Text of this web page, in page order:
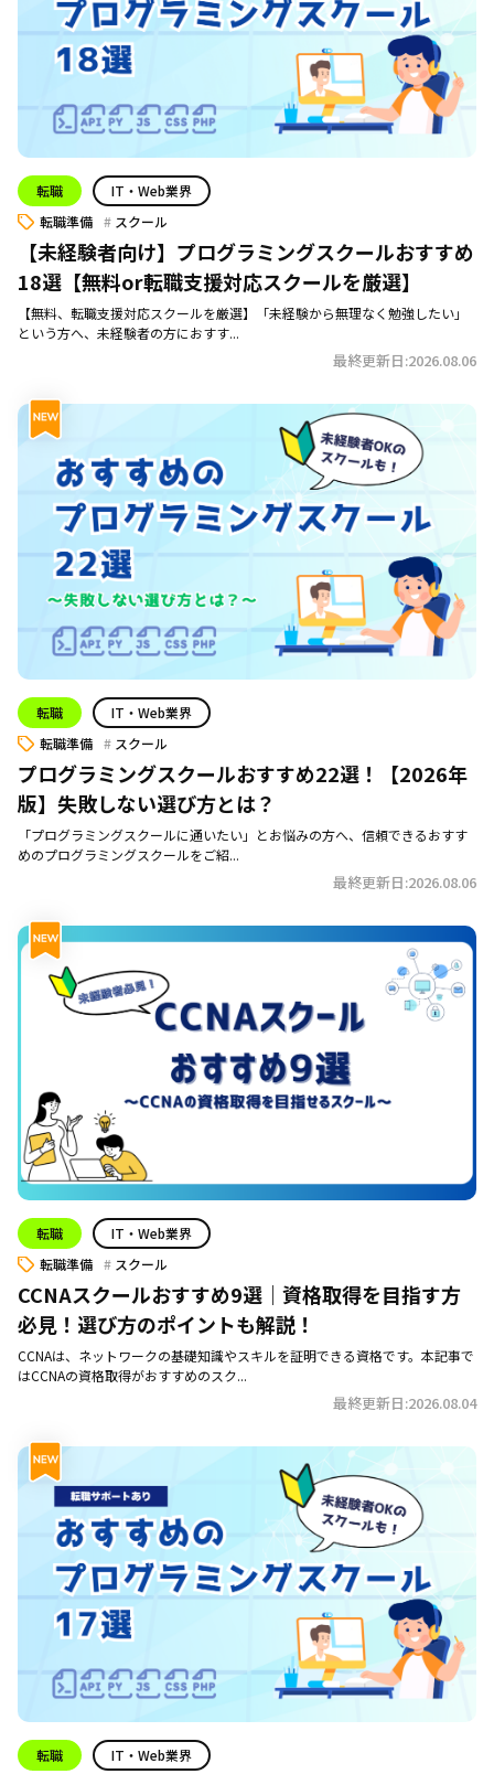
転職
IT・Web業界
転職準備
スクール
【未経験者向け】プログラミングスクールおすすめ
18選【無料or転職支援対応スクールを厳選】
【無料、転職支援対応スクールを厳選】「未経験から無理なく勉強したい」
という方へ、未経験者の方におすす...
最終更新日:2026.08.06
転職
IT・Web業界
転職準備
スクール
プログラミングスクールおすすめ22選！【2026年
版】失敗しない選び方とは？
「プログラミングスクールに通いたい」とお悩みの方へ、信頼できるおすす
めのプログラミングスクールをご紹...
最終更新日:2026.08.06
転職
IT・Web業界
転職準備
スクール
CCNAスクールおすすめ9選｜資格取得を目指す方
必見！選び方のポイントも解説！
CCNAは、ネットワークの基礎知識やスキルを証明できる資格です。本記事で
はCCNAの資格取得がおすすめのスク...
最終更新日:2026.08.04
転職
IT・Web業界